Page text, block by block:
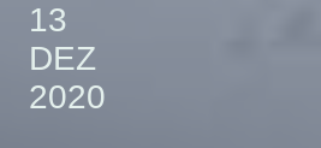
13
DEZ
2020